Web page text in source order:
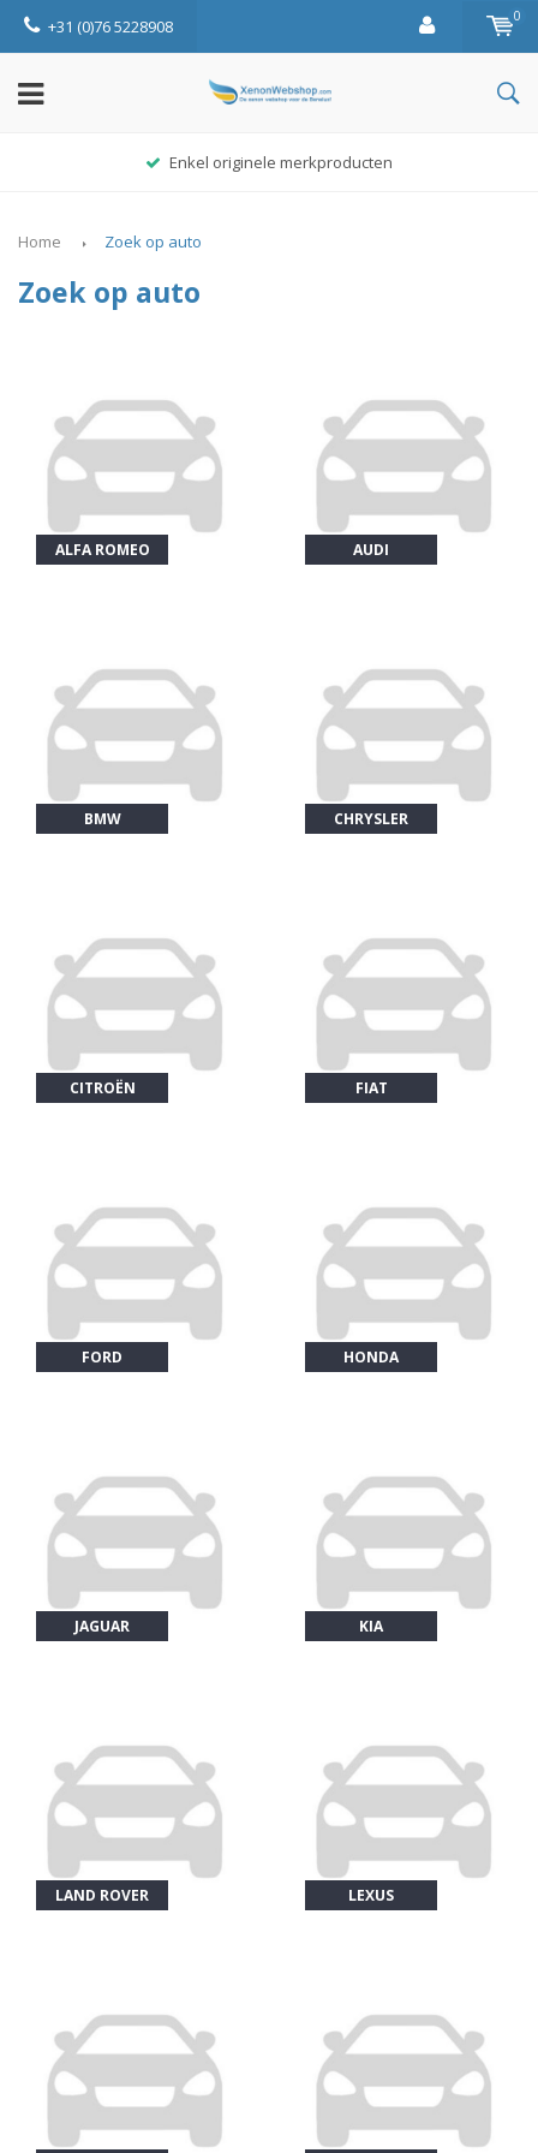
+31 (0)76 5228908 0
Enkel originele merkproducten
Home Zoek op auto
Zoek op auto
ALFA ROMEO AUDI
BMW CHRYSLER
CITROËN FIAT
FORD HONDA
JAGUAR KIA
LAND ROVER LEXUS